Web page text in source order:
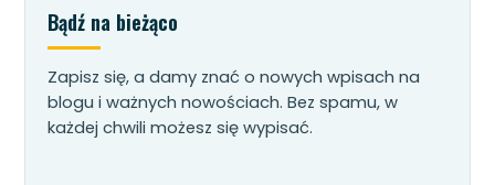
Bądź na bieżąco
Zapisz się, a damy znać o nowych wpisach na
blogu i ważnych nowościach. Bez spamu, w
każdej chwili możesz się wypisać.